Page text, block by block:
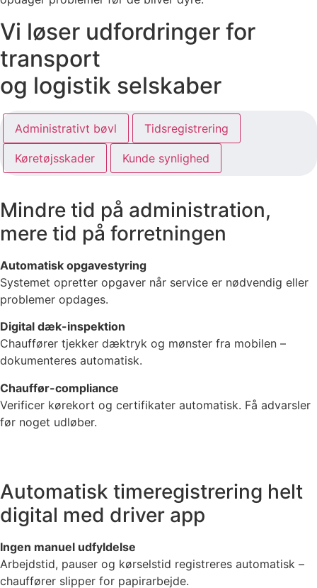
Vi løser udfordringer for
transport
og logistik selskaber
Administrativt bøvl Tidsregistrering
Køretøjsskader Kunde synlighed
Mindre tid på administration,
mere tid på forretningen
Automatisk opgavestyring
Systemet opretter opgaver når service er nødvendig eller
problemer opdages.
Digital dæk-inspektion
Chauffører tjekker dæktryk og mønster fra mobilen –
dokumenteres automatisk.
Chauffør-compliance
Verificer kørekort og certifikater automatisk. Få advarsler
før noget udløber.
Automatisk timeregistrering helt
digital med driver app
Ingen manuel udfyldelse
Arbejdstid, pauser og kørselstid registreres automatisk –
chauffører slipper for papirarbejde.